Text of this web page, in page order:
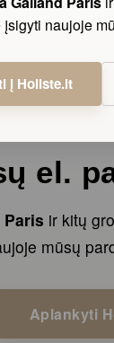
naujoje
į Holiste.lt
el.
Paris ir kitų
mūsų
Aplankyti